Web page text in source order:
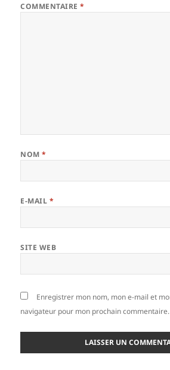
COMMENTAIRE*
NOM*
E-MAIL *
SITE WEB
Enregistrer mon nom, mon e-mail et
navigateur pour mon prochain commentaire.